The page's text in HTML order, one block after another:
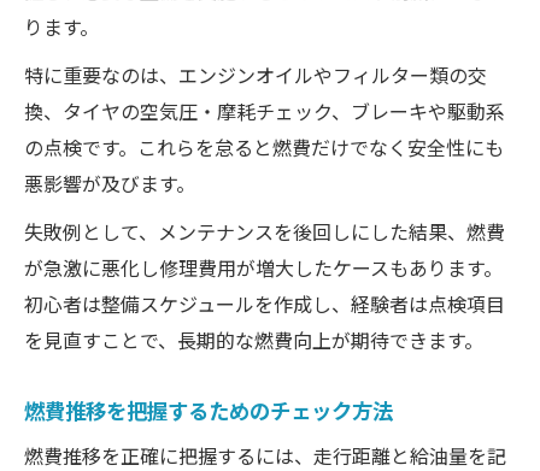
ります。
特に重要なのは、エンジンオイルやフィルター類の交
換、タイヤの空気圧・摩耗チェック、ブレーキや駆動系
の点検です。これらを怠ると燃費だけでなく安全性にも
悪影響が及びます。
失敗例として、メンテナンスを後回しにした結果、燃費
が急激に悪化し修理費用が増大したケースもあります。
初心者は整備スケジュールを作成し、経験者は点検項目
を見直すことで、長期的な燃費向上が期待できます。
燃費推移を把握するためのチェック方法
燃費推移を正確に把握するには、走行距離と給油量を記